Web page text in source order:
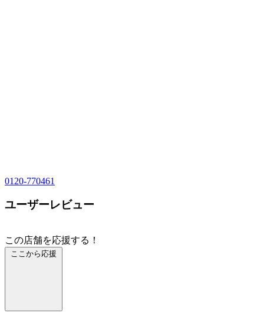
0120-770461
ユーザーレビュー
この店舗を応援する！
ここから応援